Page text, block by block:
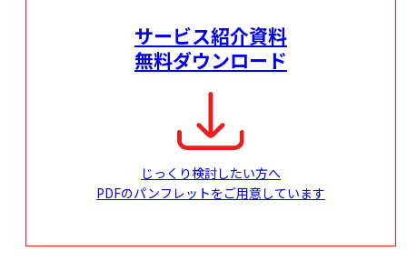
サービス紹介資料
無料ダウンロード
じっくり検討したい方へ
PDFのパンフレットをご用意しています